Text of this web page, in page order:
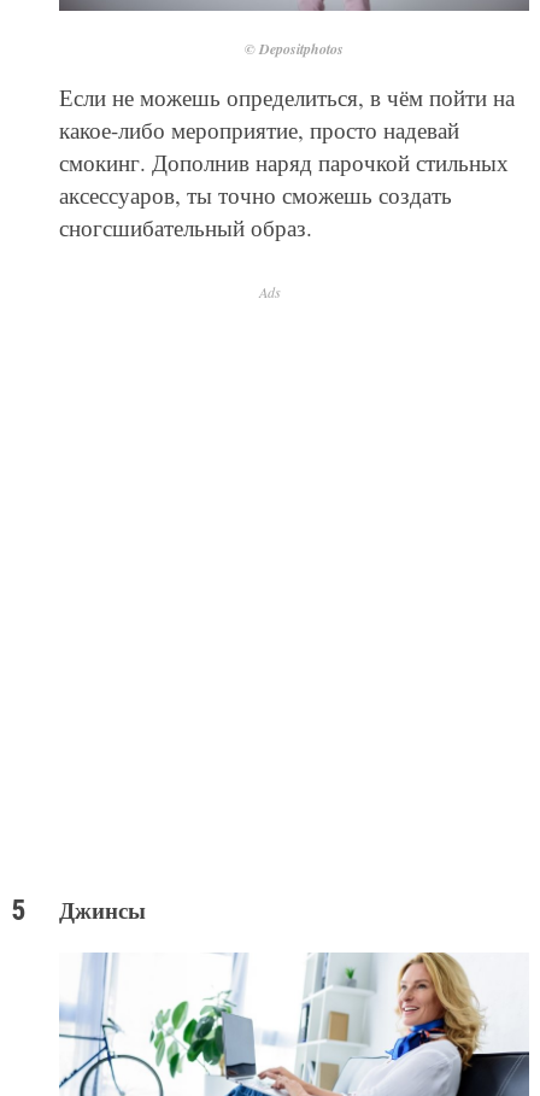
© Depositphotos
Если не можешь определиться, в чём пойти на
какое-либо мероприятие, просто надевай
смокинг. Дополнив наряд парочкой стильных
аксессуаров, ты точно сможешь создать
сногсшибательный образ.
Ads
Джинсы